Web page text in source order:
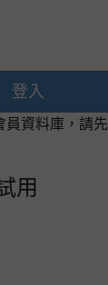
登入
資料庫，請
用